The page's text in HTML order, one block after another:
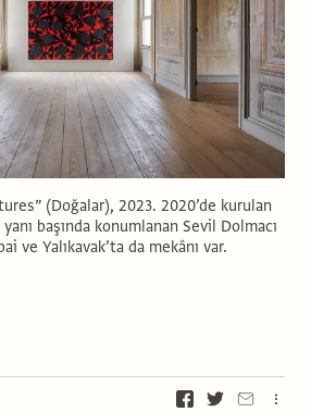
(Doğalar), 2023. 2020’de kurulan
yanı başında konumlanan Sevil Dolmacı
ve Yalıkavak’ta da mekânı var.